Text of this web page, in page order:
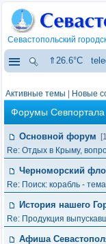
Севастопольский
⇑26.6°C
Активные темы Новые
Форумы Севпортала
Основной форум
Re: Отдых в Крыму,
Черноморский
Re: Поиск: корабль -
История нашего
Re: Продукция
Афиша